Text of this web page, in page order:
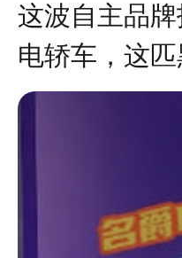
这波自主品
电轿车，这